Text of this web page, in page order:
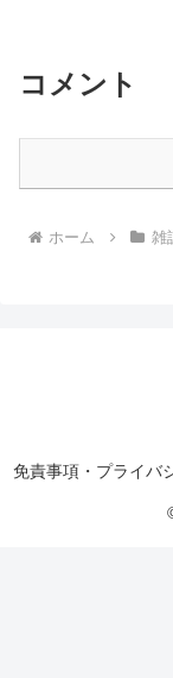
コメント
ホーム 雑
免責事項・プライバ